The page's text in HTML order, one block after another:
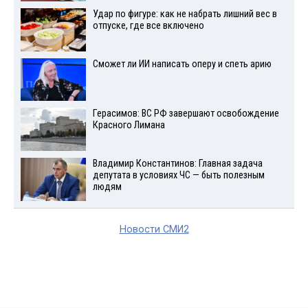
Удар по фигуре: как не набрать лишний вес в
отпуске, где все включено
Сможет ли ИИ написать оперу и спеть арию
Герасимов: ВС РФ завершают освобождение
Красного Лимана
Владимир Константинов: Главная задача
депутата в условиях ЧС — быть полезным
людям
Новости СМИ2